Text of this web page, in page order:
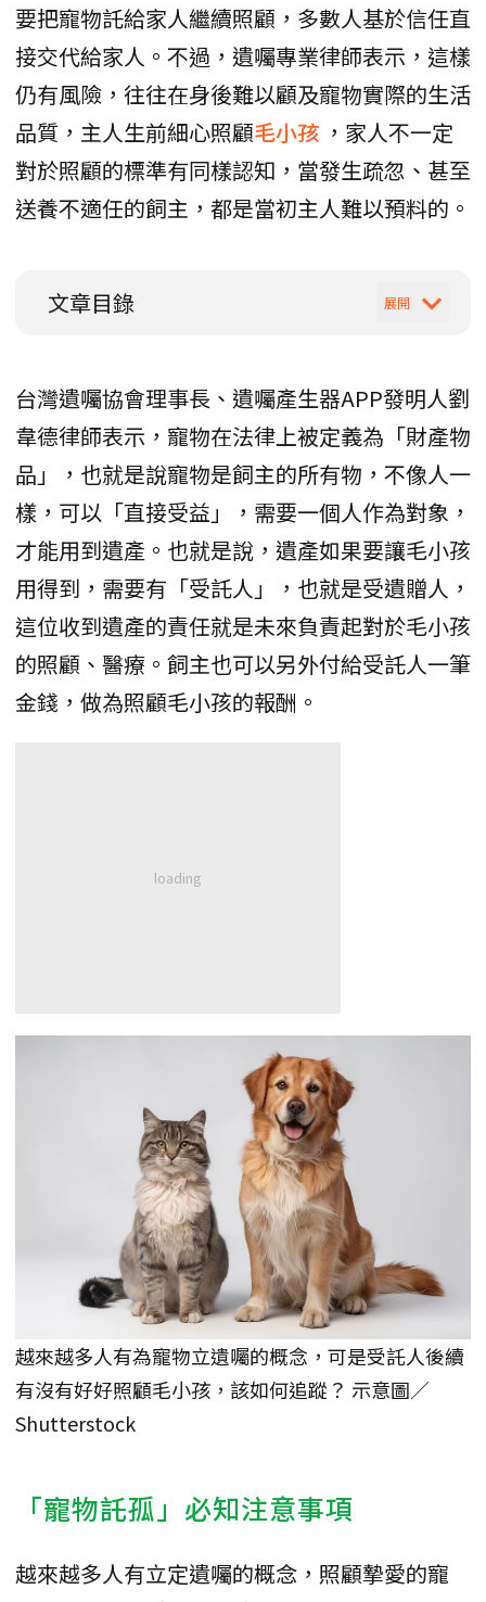
要把寵物託給家人繼續照顧，多數人基於信任直
接交代給家人。不過，遺囑專業律師表示，這樣
仍有風險，往往在身後難以顧及寵物實際的生活
品質，主人生前細心照顧毛小孩 ，家人不一定
對於照顧的標準有同樣認知，當發生疏忽、甚至
送養不適任的飼主，都是當初主人難以預料的。
文章目錄
台灣遺囑協會理事長、遺囑產生器APP發明人劉
韋德律師表示，寵物在法律上被定義為「財產物
品」，也就是說寵物是飼主的所有物，不像人一
樣，可以「直接受益」，需要一個人作為對象，
才能用到遺產。也就是說，遺產如果要讓毛小孩
用得到，需要有「受託人」，也就是受遺贈人，
這位收到遺產的責任就是未來負責起對於毛小孩
的照顧、醫療。飼主也可以另外付給受託人一筆
金錢，做為照顧毛小孩的報酬。
越來越多人有為寵物立遺囑的概念，可是受託人後續
有沒有好好照顧毛小孩，該如何追蹤？ 示意圖／
Shutterstock
「寵物託孤」必知注意事項
越來越多人有立定遺囑的概念，照顧摯愛的寵